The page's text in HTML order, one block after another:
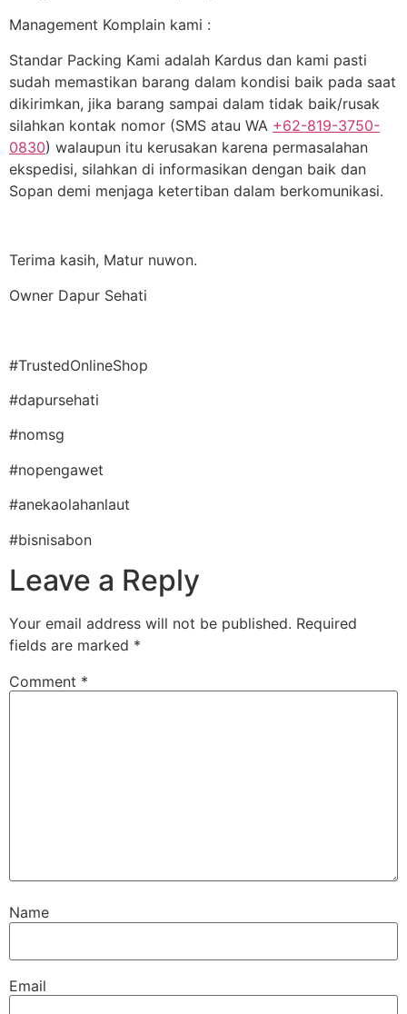
Management Komplain kami :
Standar Packing Kami adalah Kardus dan kami pasti
sudah memastikan barang dalam kondisi baik pada saat
dikirimkan, jika barang sampai dalam tidak baik/rusak
silahkan kontak nomor (SMS atau WA +62-819-3750-
0830) walaupun itu kerusakan karena permasalahan
ekspedisi, silahkan di informasikan dengan baik dan
Sopan demi menjaga ketertiban dalam berkomunikasi.
Terima kasih, Matur nuwon.
Owner Dapur Sehati
#TrustedOnlineShop
#dapursehati
#nomsg
#nopengawet
#anekaolahanlaut
#bisnisabon
Leave a Reply
Your email address will not be published. Required
fields are marked *
Comment *
Name
Email